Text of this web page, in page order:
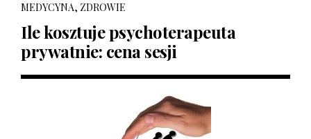
MEDYCYNA, ZDROWIE
Ile kosztuje psychoterapeuta
prywatnie: cena sesji